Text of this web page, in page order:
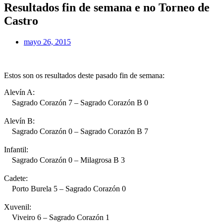
Resultados fin de semana e no Torneo de
Castro
mayo 26, 2015
Estos son os resultados deste pasado fin de semana:
Alevín A:
Sagrado Corazón 7 – Sagrado Corazón B 0
Alevín B:
Sagrado Corazón 0 – Sagrado Corazón B 7
Infantil:
Sagrado Corazón 0 – Milagrosa B 3
Cadete:
Porto Burela 5 – Sagrado Corazón 0
Xuvenil:
Viveiro 6 – Sagrado Corazón 1